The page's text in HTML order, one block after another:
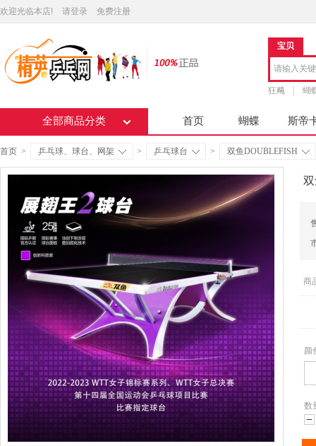
欢迎光临本店! 请登录 免费注册
宝贝
狂飚 蝴
全部商品分类 首页 蝴蝶 斯帝
首页 > 乒乓球、球台、网架 > 乒乓球台 > 双鱼DOUBLEFISH
商
颜
数